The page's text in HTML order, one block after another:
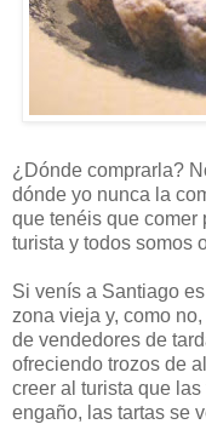
¿Dónde comprarla?
dónde yo nunca la
que tenéis que comer
turista y todos somos
Si venís a Santiago
zona vieja y, como
de vendedores de
ofreciendo trozos de
creer al turista que
engaño, las tartas se